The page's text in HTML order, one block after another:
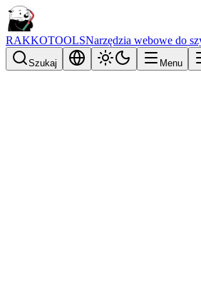
RAKKOTOOLSNarzędzia webowe do
Szukaj Menu